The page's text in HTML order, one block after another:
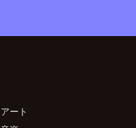
アート